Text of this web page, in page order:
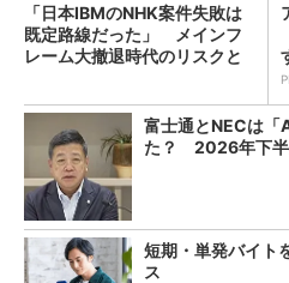
「日本IBMのNHK案件失敗は
既定路線だった」 メインフ
レーム大撤退時代のリスクと
富士通とNECは「
た？ 2026年下半
短期・単発バイト
ス